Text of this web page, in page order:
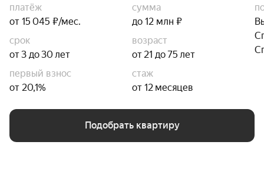
платёж
от 15 045 ₽/мес.
сумма
до 12 млн ₽
срок
от 3 до 30 лет
возраст
от 21 до 75 лет
первый взнос
от 20,1%
стаж
от 12 месяцев
Подобрать квартиру